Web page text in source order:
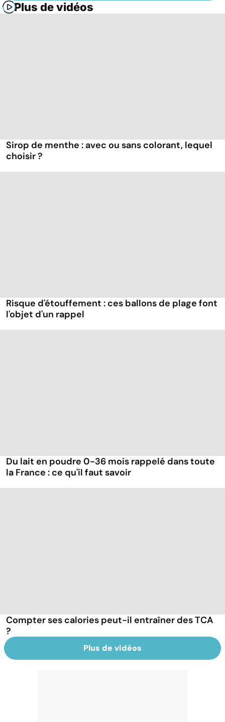
Plus de vidéos
Sirop de menthe : avec ou sans colorant, lequel
choisir ?
Risque d'étouffement : ces ballons de plage font
l'objet d'un rappel
Du lait en poudre 0-36 mois rappelé dans toute
la France : ce qu'il faut savoir
Compter ses calories peut-il entraîner des TCA
?
Plus de vidéos